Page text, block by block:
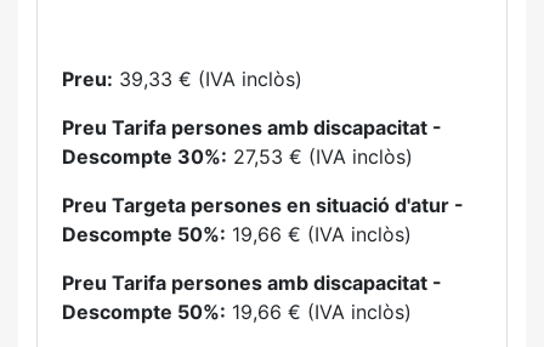
Preu: 39,33 € (IVA inclòs)
Preu Tarifa persones amb discapacitat -
Descompte 30%: 27,53 € (IVA inclòs)
Preu Targeta persones en situació d'atur -
Descompte 50%: 19,66 € (IVA inclòs)
Preu Tarifa persones amb discapacitat -
Descompte 50%: 19,66 € (IVA inclòs)